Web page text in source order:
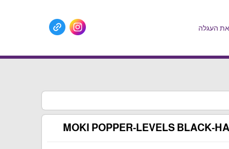
את העגלה
MOKI POPPER-LEVELS BLACK-